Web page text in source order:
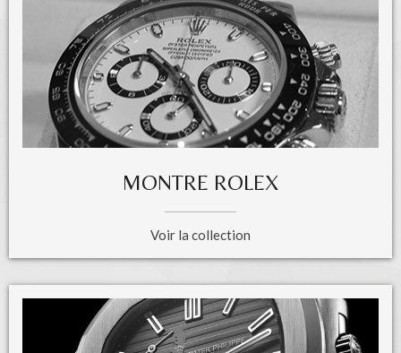
MONTRE ROLEX
Voir la collection